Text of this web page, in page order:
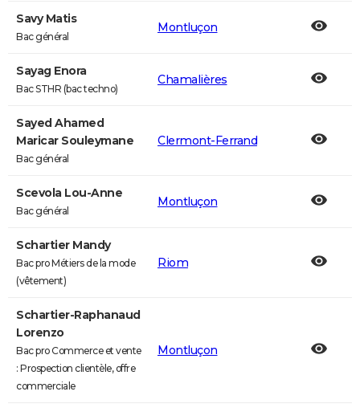
Savy Matis
Bac général
Montluçon
Sayag Enora
Bac STHR (bac techno)
Chamalières
Sayed Ahamed
Maricar Souleymane
Bac général
Clermont-Ferrand
Scevola Lou-Anne
Bac général
Montluçon
Schartier Mandy
Bac pro Métiers de la mode
(vêtement)
Riom
Schartier-Raphanaud
Lorenzo
Bac pro Commerce et vente
: Prospection clientèle, offre
commerciale
Montluçon